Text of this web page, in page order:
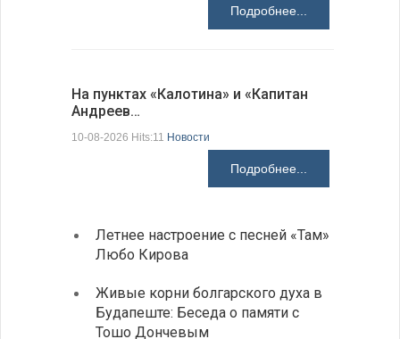
Подробнее...
На пунктах «Калотина» и «Капитан
Андреев…
10-08-2026 Hits:11 Новости
Подробнее...
Летнее настроение с песней «Там»
Любо Кирова
Живые корни болгарского духа в
Будапеште: Беседа о памяти с
Тошо Дончевым